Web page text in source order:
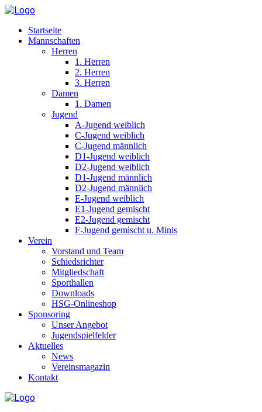
Startseite
Mannschaften
Herren
1. Herren
2. Herren
3. Herren
Damen
1. Damen
Jugend
A-Jugend weiblich
C-Jugend weiblich
C-Jugend männlich
D1-Jugend weiblich
D2-Jugend weiblich
D1-Jugend männlich
D2-Jugend männlich
E-Jugend weiblich
E1-Jugend gemischt
E2-Jugend gemischt
F-Jugend gemischt u. Minis
Verein
Vorstand und Team
Schiedsrichter
Mitgliedschaft
Sporthallen
Downloads
HSG-Onlineshop
Sponsoring
Unser Angebot
Jugendspielfelder
Aktuelles
News
Vereinsmagazin
Kontakt